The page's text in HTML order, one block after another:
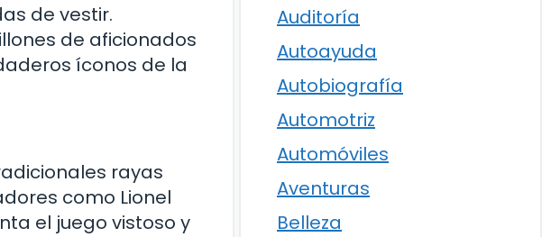
de vestir.
de aficionados
íconos de la
rayas
como Lionel
el juego vistoso y
Auditoría
Autoayuda
Autobiografía
Automotriz
Automóviles
Aventuras
Belleza